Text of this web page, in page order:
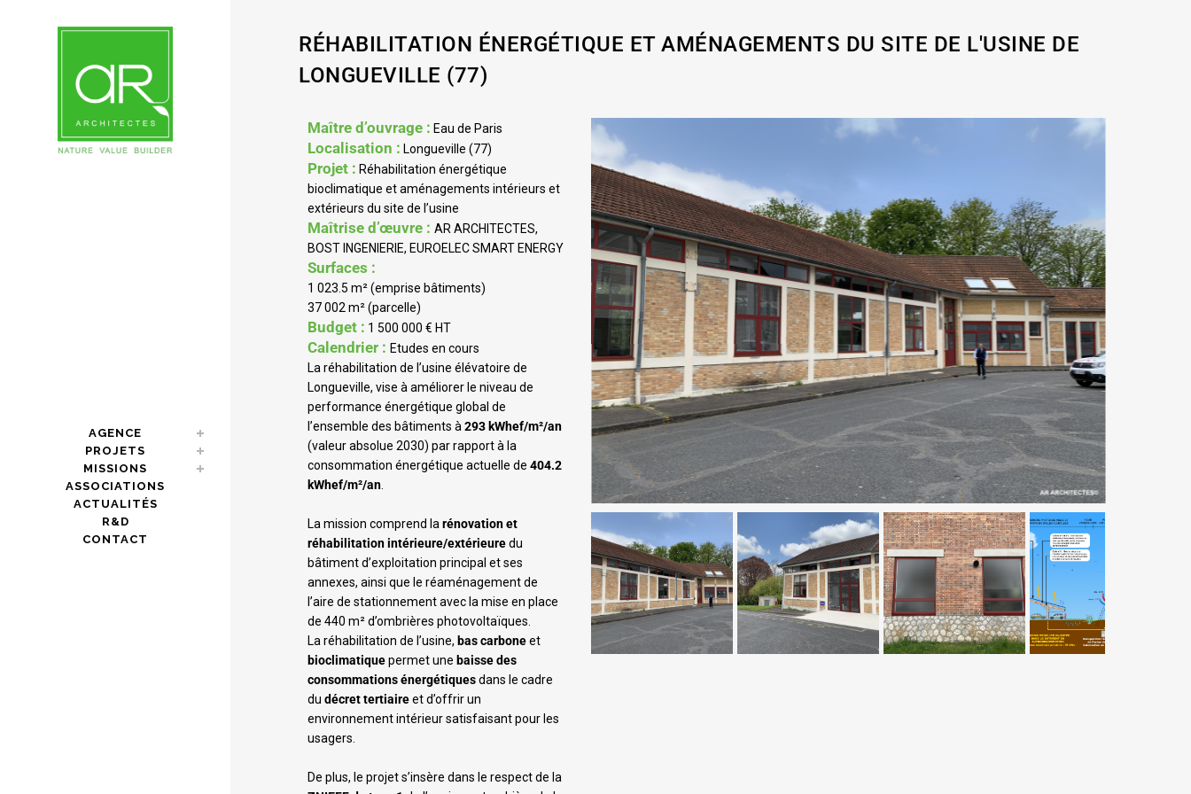
AGENCE
PROJETS
MISSIONS
ASSOCIATIONS
ACTUALITÉS
R&D
CONTACT
RÉHABILITATION ÉNERGÉTIQUE ET AMÉNAGEMENTS DU SITE DE L'USINE DE
LONGUEVILLE (77)
Maître d’ouvrage : Eau de Paris
Localisation : Longueville (77)
Projet : Réhabilitation énergétique
bioclimatique et aménagements intérieurs et
extérieurs du site de l’usine
Maîtrise d’œuvre : AR ARCHI­TECTES,
BOST INGENIERIE, EUROELEC SMART ENERGY
Surfaces :
1 023.5 m² (emprise bâtiments)
37 002 m² (parcelle)
Budget : 1 500 000 € HT
Calendrier : Etudes en cours
La réhabilitation de l’usine élévatoire de
Longueville, vise à améliorer le niveau de
performance énergétique global de
l’ensemble des bâtiments à 293 kWhef/m²/an
(valeur absolue 2030) par rapport à la
consommation énergétique actuelle de 404.2
kWhef/m²/an
La mission comprend la rénovation et
réhabilitation intérieure/extérieuredu
bâtiment d’exploitation principal et ses
annexes, ainsi que le réaménagement de
l’aire de stationnement avec la mise en place
de 440 m² d’ombrières photovoltaïques.
La réhabilitation de l’usine, bas carboneet
bioclimatiquepermet une baisse des
consommations énergétiquesdans le cadre
du décret tertiaireet d’offrir un
environnement intérieur satisfaisant pour les
usagers.
De plus, le projet s’insère dans le respect de la